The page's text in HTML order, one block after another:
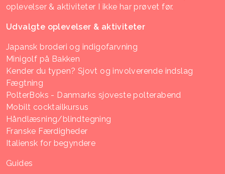
oplevelser & aktiviteter I ikke har prøvet før.
Udvalgte oplevelser & aktiviteter
Japansk broderi og indigofarvning
Minigolf på Bakken
Kender du typen? Sjovt og involverende indslag
Fægtning
PolterBoks - Danmarks sjoveste polterabend
Mobilt cocktailkursus
Håndlæsning/blindtegning
Franske Færdigheder
Italiensk for begyndere
Guides